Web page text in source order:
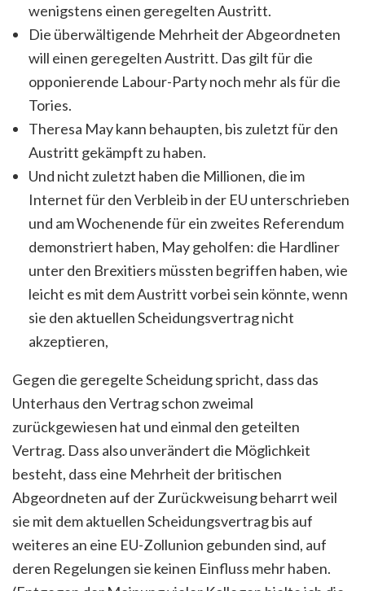
wenigstens einen geregelten Austritt.
Die überwältigende Mehrheit der Abgeordneten
will einen geregelten Austritt. Das gilt für die
opponierende Labour-Party noch mehr als für die
Tories.
Theresa May kann behaupten, bis zuletzt für den
Austritt gekämpft zu haben.
Und nicht zuletzt haben die Millionen, die im
Internet für den Verbleib in der EU unterschrieben
und am Wochenende für ein zweites Referendum
demonstriert haben, May geholfen: die Hardliner
unter den Brexitiers müssten begriffen haben, wie
leicht es mit dem Austritt vorbei sein könnte, wenn
sie den aktuellen Scheidungsvertrag nicht
akzeptieren,
Gegen die geregelte Scheidung spricht, dass das
Unterhaus den Vertrag schon zweimal
zurückgewiesen hat und einmal den geteilten
Vertrag. Dass also unverändert die Möglichkeit
besteht, dass eine Mehrheit der britischen
Abgeordneten auf der Zurückweisung beharrt weil
sie mit dem aktuellen Scheidungsvertrag bis auf
weiteres an eine EU-Zollunion gebunden sind, auf
deren Regelungen sie keinen Einfluss mehr haben.